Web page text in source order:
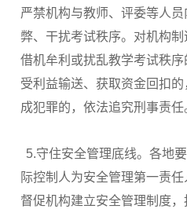
严禁机构与教师、评委等人
弊、干扰考试秩序。对机构制
借机牟利或扰乱教学考试秩
受利益输送、获取资金回扣
成犯罪的，依法追究刑事责任
5.守住安全管理底线。各地
际控制人为安全管理第一责任
督促机构建立安全管理制度，